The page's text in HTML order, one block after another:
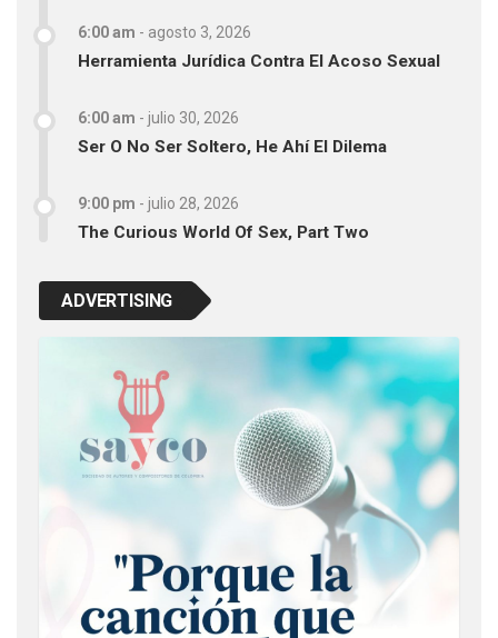
6:00 am - agosto 3, 2026
Herramienta Jurídica Contra El Acoso Sexual
6:00 am - julio 30, 2026
Ser O No Ser Soltero, He Ahí El Dilema
9:00 pm - julio 28, 2026
The Curious World Of Sex, Part Two
ADVERTISING